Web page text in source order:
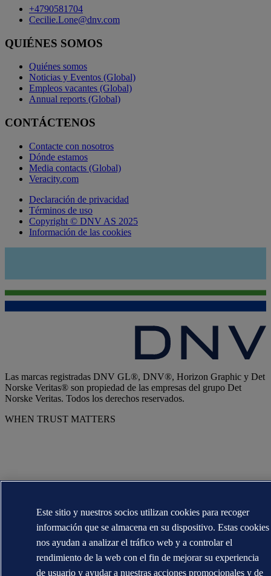
+4790581704
Cecilie.Lone@dnv.com
QUIÉNES SOMOS
Quiénes somos
Noticias y Eventos (Global)
Empleos vacantes (Global)
Annual reports (Global)
CONTÁCTENOS
Contacte con nosotros
Dónde estamos
Media contacts (Global)
Veracity.com
Declaración de privacidad
Términos de uso
Copyright © DNV AS 2025
Información de las cookies
Las marcas registradas DNV GL®, DNV®, Horizon Graphic y Det
Norske Veritas® son propiedad de las empresas del grupo Det
Norske Veritas. Todos los derechos reservados.
WHEN TRUST MATTERS
Este sitio y nuestros socios utilizan cookies para recoger
información que se almacena en su dispositivo. Estas cookies
nos ayudan a analizar el tráfico web y a controlar el
rendimiento de la web con el fin de mejorar su experiencia
de usuario y ayudar a nuestras acciones promocionales y de